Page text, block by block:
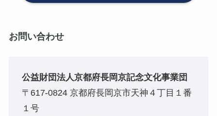
お問い合わせ
公益財団法人京都府長岡京記念文化事業団
〒617-0824 京都府長岡京市天神４丁目１番
１号